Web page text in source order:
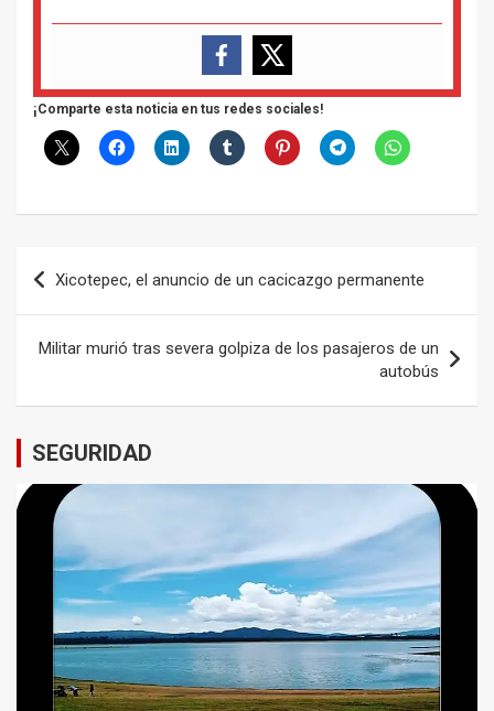
¡Comparte esta noticia en tus redes sociales!
Navegación
de
entradas
Xicotepec, el anuncio de un cacicazgo permanente
Militar murió tras severa golpiza de los pasajeros de un
autobús
SEGURIDAD